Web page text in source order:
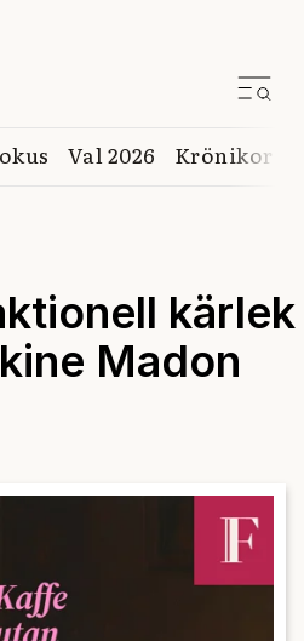
Val 2026 Krönikor
kärlek
Madon